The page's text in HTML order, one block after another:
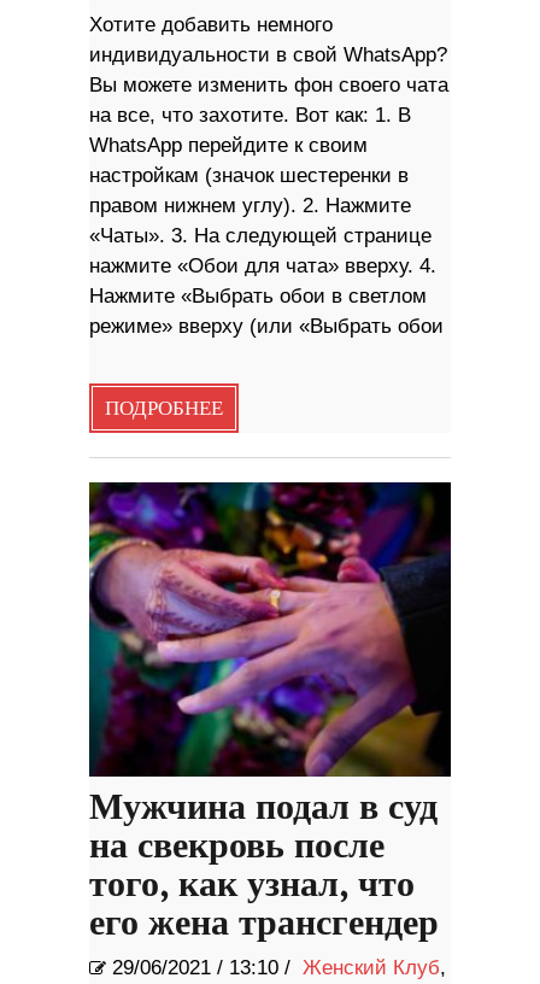
Хотите добавить немного
индивидуальности в свой WhatsApp?
Вы можете изменить фон своего чата
на все, что захотите. Вот как: 1. В
WhatsApp перейдите к своим
настройкам (значок шестеренки в
правом нижнем углу). 2. Нажмите
«Чаты». 3. На следующей странице
нажмите «Обои для чата» вверху. 4.
Нажмите «Выбрать обои в светлом
режиме» вверху (или «Выбрать обои
ПОДРОБНЕЕ
Мужчина подал в суд
на свекровь после
того, как узнал, что
его жена трансгендер
29/06/2021 / 13:10 / Женский Клуб,